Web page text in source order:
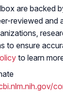
are backed
reviewed and
to ensure
to learn